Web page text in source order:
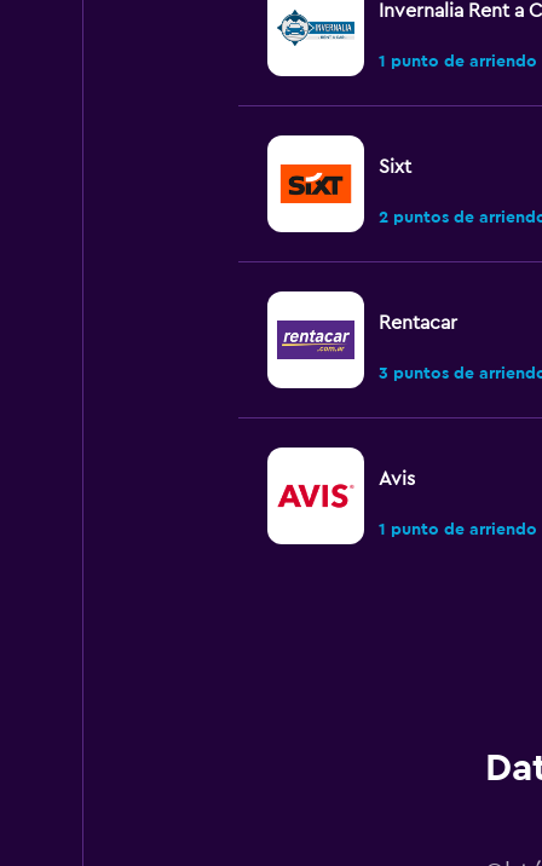
Invernalia Rent a
1 punto de arriendo
Sixt
2 puntos de
Rentacar
3 puntos de
Avis
1 punto de arriendo